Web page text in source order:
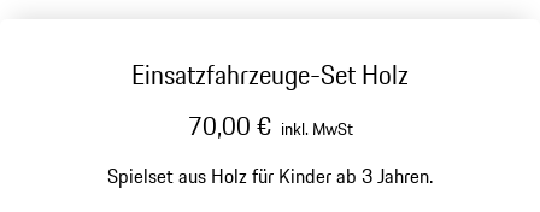
Einsatzfahrzeuge-Set Holz
70,00 € inkl. MwSt
Spielset aus Holz für Kinder ab 3 Jahren.